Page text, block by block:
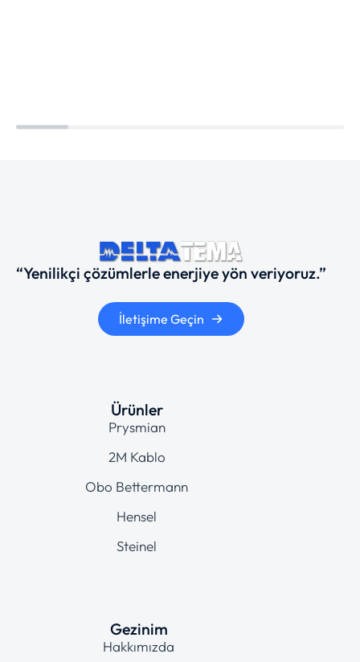
“Yenilikçi çözümlerle enerjiye yön veriyoruz.”
İletişime Geçin
Ürünler
Prysmian
2M Kablo
Obo Bettermann
Hensel
Steinel
Gezinim
Hakkımızda